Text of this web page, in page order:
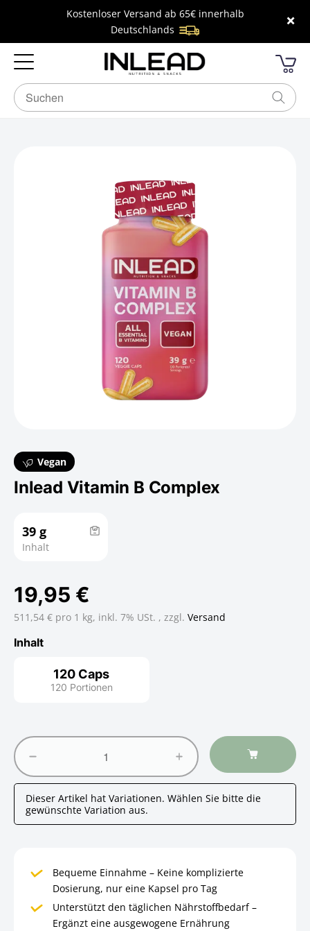
Kostenloser Versand ab 65€ innerhalb
Deutschlands
×
Vegan
Inlead Vitamin B Complex
39 g
Inhalt
19,95 €
511,54 € pro 1 kg, inkl. 7% USt. , zzgl. Versand
Inhalt
120 Caps
120 Portionen
Dieser Artikel hat Variationen. Wählen Sie bitte die
gewünschte Variation aus.
Bequeme Einnahme – Keine komplizierte
Dosierung, nur eine Kapsel pro Tag
Unterstützt den täglichen Nährstoffbedarf –
Ergänzt eine ausgewogene Ernährung